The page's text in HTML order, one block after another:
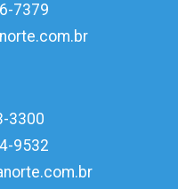
7379
3300
9532